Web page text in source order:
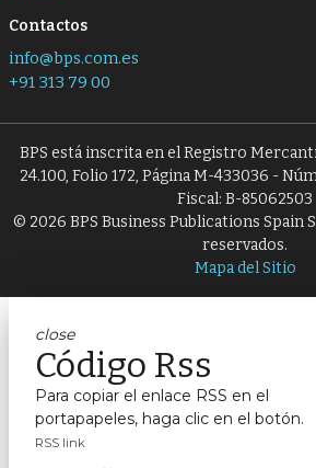
Contactos
info@bps.com.es
+91 313 79 00
BPS está inscrita en el Registro
24.100, Folio 172, Página M-433036 -
Fiscal: B-85062503
© 2026 BPS Business Publications Spain
reservados.
Mapa del Sitio
close
Código Rss
Para copiar el enlace RSS en el
portapapeles, haga clic en el botón.
RSS link